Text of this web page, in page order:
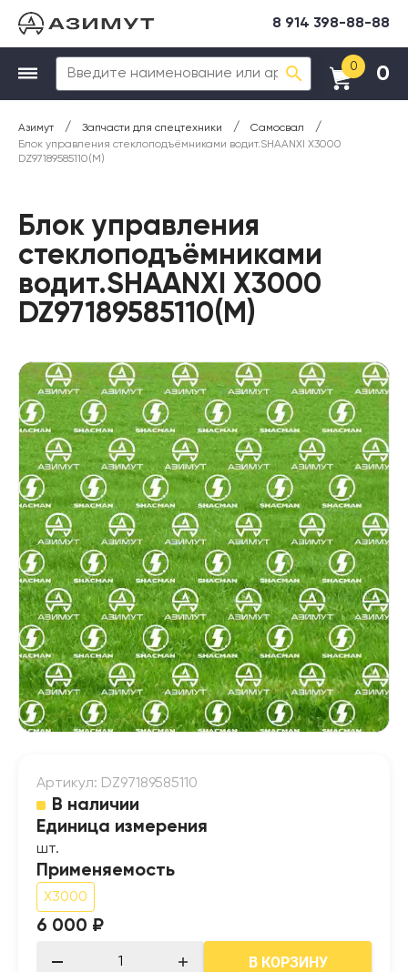
8 914 398-88-88
0 0
Азимут / Запчасти для спецтехники / Самосвал /
Блок управления стеклоподъёмниками водит.SHAANXI X3000
DZ97189585110(М)
Блок управления
стеклоподъёмниками
водит.SHAANXI X3000
DZ97189585110(М)
Артикул: DZ97189585110
В наличии
Единица измерения
шт.
Применяемость
X3000
6 000 ₽
В КОРЗИНУ